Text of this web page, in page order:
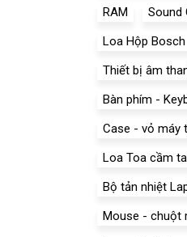
RAM
Sound
Loa Hộp Bosch
Thiết bị âm
Bàn phím -
Case - vỏ máy
Loa Toa cầm
Bộ tản nhiệt
Mouse - chuột